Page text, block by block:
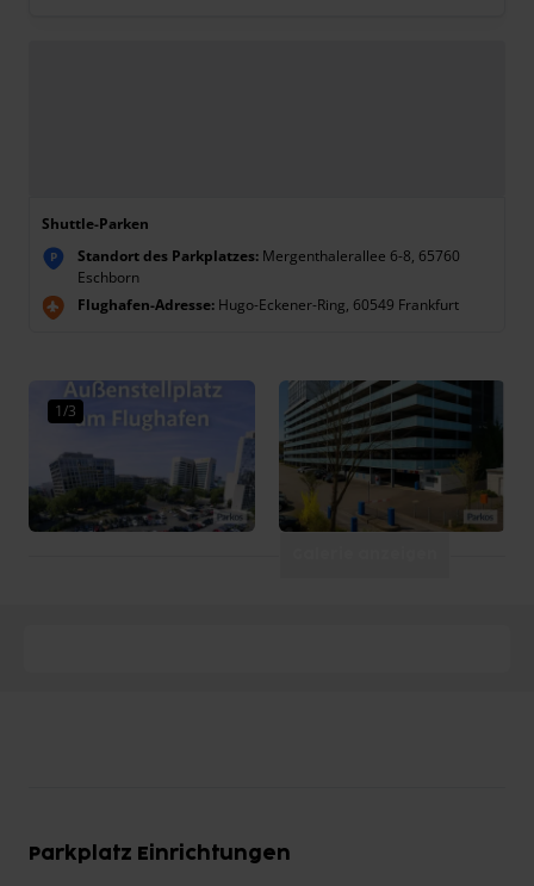
Shuttle-Parken
P Standort des Parkplatzes: Mergenthalerallee 6-8, 65760
Eschborn
Flughafen-Adresse: Hugo-Eckener-Ring, 60549 Frankfurt
1/3
Parkplatz Einrichtungen